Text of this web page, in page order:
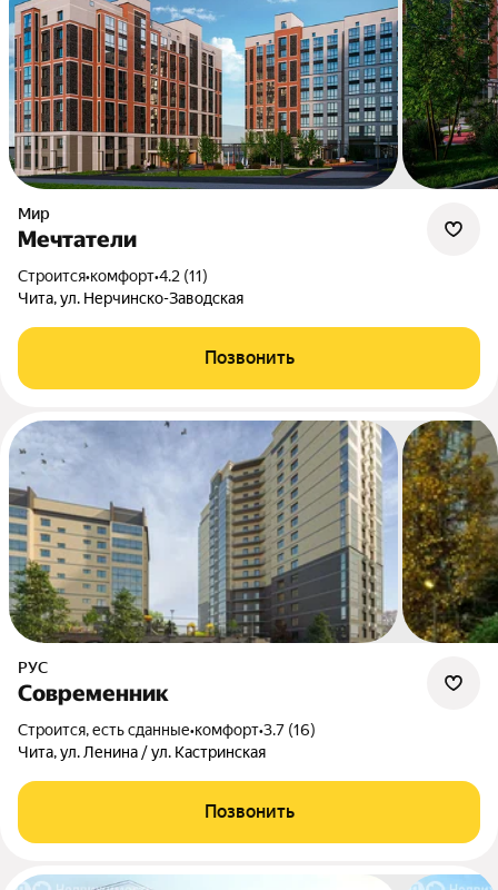
Мир
Мечтатели
Строится•комфорт•4.2 (11)
Чита, ул. Нерчинско-Заводская
Позвонить
РУС
Современник
Строится, есть сданные•комфорт•3.7 (16)
Чита, ул. Ленина / ул. Кастринская
Позвонить